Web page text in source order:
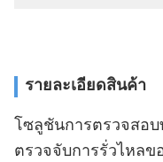
รายละเอียดสินค้า
โซลูชันการตรวจสอบ
ตรวจจับการรั่วไหลข